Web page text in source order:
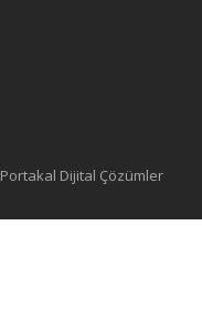
Portakal Dijital Çözümler